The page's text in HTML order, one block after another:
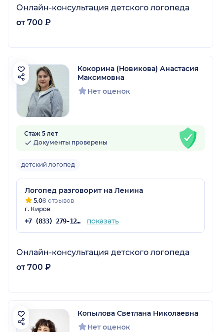
Онлайн-консультация детского логопеда
от 700 ₽
Кокорина (Новикова) Анастасия
Максимовна
Нет оценок
Стаж 5 лет
Документы проверены
детский логопед
Логопед разговорит на Ленина
5.08 отзывов
г. Киров
+7 (833) 279-12-71 показать
Онлайн-консультация детского логопеда
от 700 ₽
Копылова Светлана Николаевна
Нет оценок